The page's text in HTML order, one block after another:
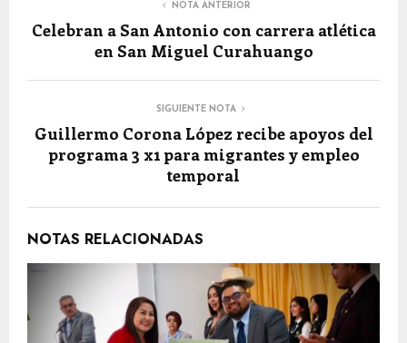
NOTA ANTERIOR
Celebran a San Antonio con carrera atlética
en San Miguel Curahuango
SIGUIENTE NOTA
Guillermo Corona López recibe apoyos del
programa 3 x1 para migrantes y empleo
temporal
NOTAS RELACIONADAS